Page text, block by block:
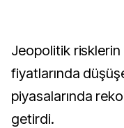
Jeopolitik risklerin
fiyatlarında
piyasalarında
getirdi.